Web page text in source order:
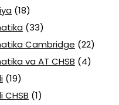
(18)
(33)
Cambridge (22)
va AT CHSB (4)
(19)
(1)